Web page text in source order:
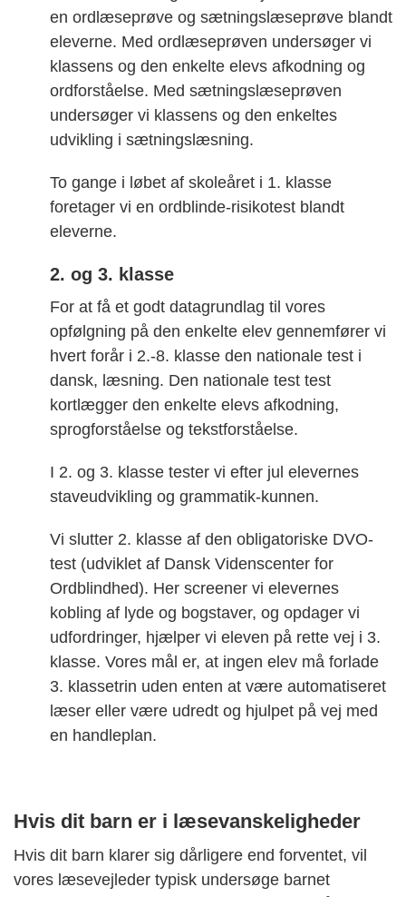
en ordlæseprøve og sætningslæseprøve blandt
eleverne. Med ordlæseprøven undersøger vi
klassens og den enkelte elevs afkodning og
ordforståelse. Med sætningslæseprøven
undersøger vi klassens og den enkeltes
udvikling i sætningslæsning.
To gange i løbet af skoleåret i 1. klasse
foretager vi en ordblinde-risikotest blandt
eleverne.
2. og 3. klasse
For at få et godt datagrundlag til vores
opfølgning på den enkelte elev gennemfører vi
hvert forår i 2.-8. klasse den nationale test i
dansk, læsning. Den nationale test test
kortlægger den enkelte elevs afkodning,
sprogforståelse og tekstforståelse.
I 2. og 3. klasse tester vi efter jul elevernes
staveudvikling og grammatik-kunnen.
Vi slutter 2. klasse af den obligatoriske DVO-
test (udviklet af Dansk Videnscenter for
Ordblindhed). Her screener vi elevernes
kobling af lyde og bogstaver, og opdager vi
udfordringer, hjælper vi eleven på rette vej i 3.
klasse. Vores mål er, at ingen elev må forlade
3. klassetrin uden enten at være automatiseret
læser eller være udredt og hjulpet på vej med
en handleplan.
Hvis dit barn er i læsevanskeligheder
Hvis dit barn klarer sig dårligere end forventet, vil
vores læsevejleder typisk undersøge barnet